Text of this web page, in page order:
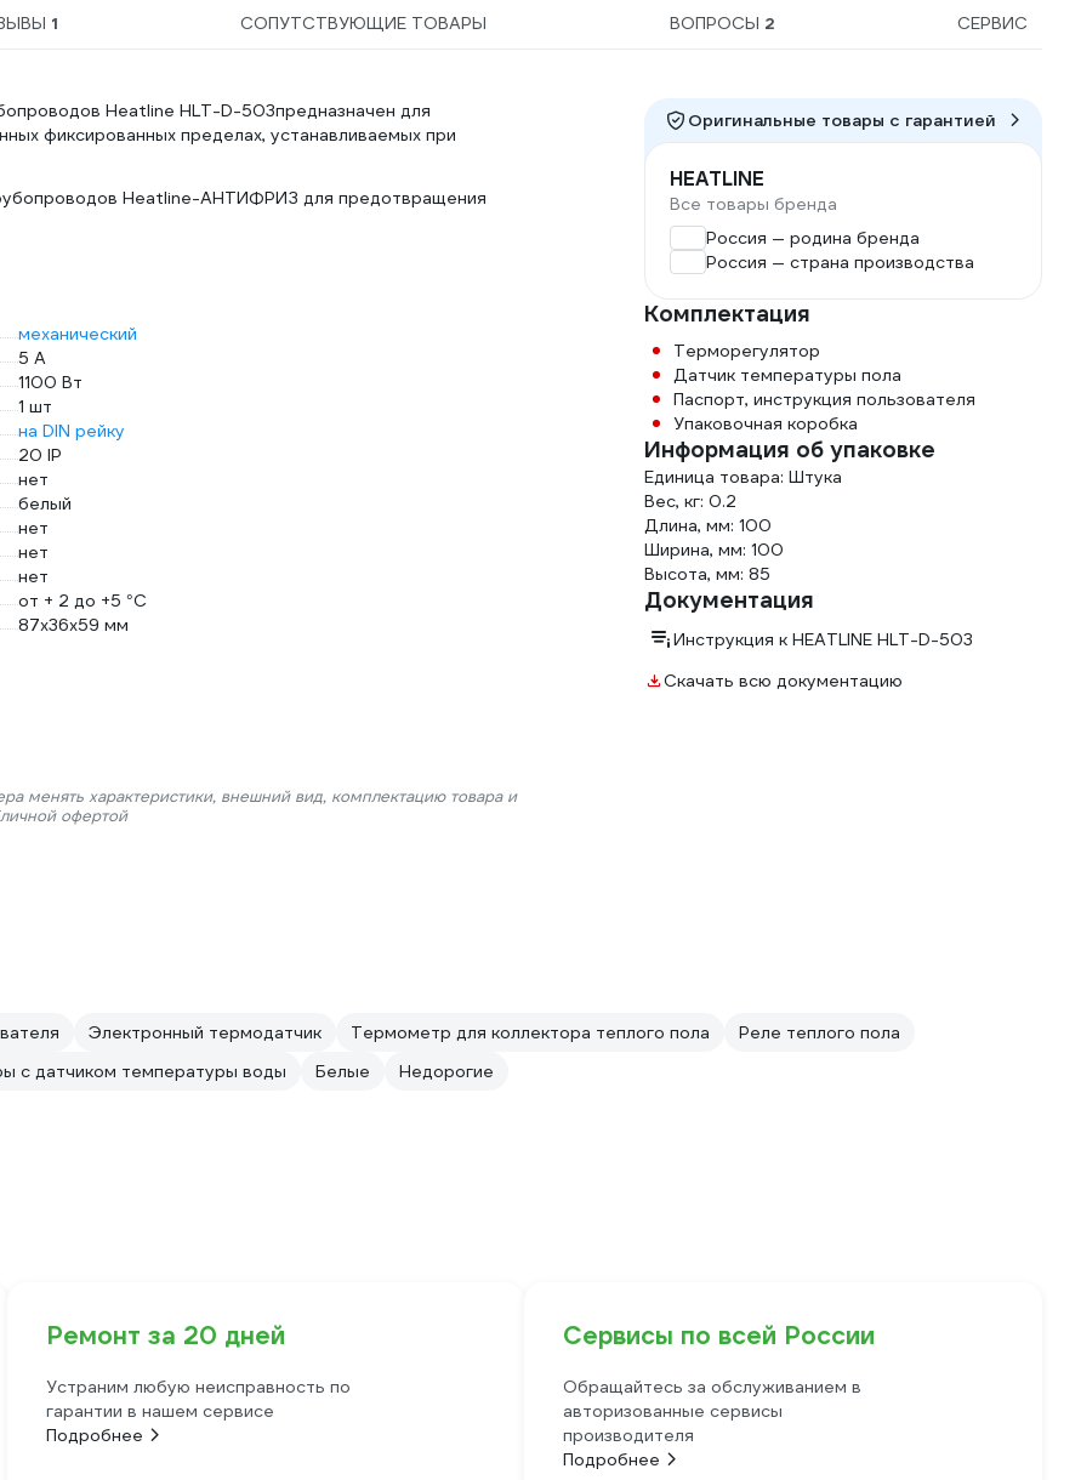
1 СОПУТСТВУЮЩИЕ ТОВАРЫ ВОПРОСЫ 2 СЕРВИС
Heatline HLT-D-503предназначен для
фиксированных пределах, устанавливаемых при
Heatline-АНТИФРИЗ для предотвращения
механический
5 А
1100 Вт
1 шт
на DIN рейку
20 IP
нет
белый
нет
нет
нет
от + 2 до +5 °С
87х36х59 мм
менять характеристики, внешний вид, комплектацию товара и
офертой
Оригинальные товары c гарантией
HEATLINE
Все товары бренда
Россия — родина бренда
Россия — страна производства
Комплектация
Терморегулятор
Датчик температуры пола
Паспорт, инструкция пользователя
Упаковочная коробка
Информация об упаковке
Единица товара: Штука
Вес, кг: 0.2
Длина, мм: 100
Ширина, мм: 100
Высота, мм: 85
Документация
Инструкция к HEATLINE HLT-D-503
Скачать всю документацию
Электронный термодатчик Термометр для коллектора теплого пола
Реле теплого пола
с датчиком температуры воды Белые
Недорогие
Ремонт за 20 дней
Устраним любую неисправность по
гарантии в нашем сервисе
Подробнее
Сервисы по всей России
Обращайтесь за обслуживанием в
авторизованные сервисы
производителя
Подробнее